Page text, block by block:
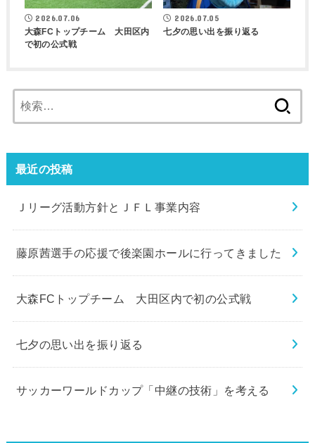
2026.07.06
大森FCトップチーム 大田区内
で初の公式戦
2026.07.05
七夕の思い出を振り返る
索:
最近の投稿
Ｊリーグ活動方針とＪＦＬ事業内容
藤原茜選手の応援で後楽園ホールに行ってきました
大森FCトップチーム 大田区内で初の公式戦
七夕の思い出を振り返る
サッカーワールドカップ「中継の技術」を考える